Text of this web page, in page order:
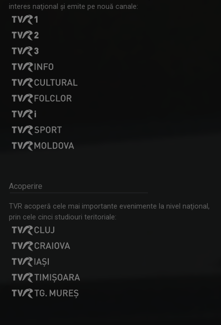
Tenis internațional la Târgu Mureș! TVR Sport transmite
finalele AXERIA Open WTA 125
interes naţional şi emite pe nouă canale:
Acoperire
TVR acoperă cele mai importante evenimente la nivel naţional,
prin cele cinci studiouri teritoriale: